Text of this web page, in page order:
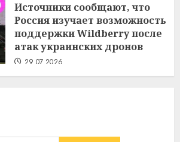
Источники сообщают, что
Россия изучает возможность
поддержки Wildberry после
атак украинских дронов
29.07.2026